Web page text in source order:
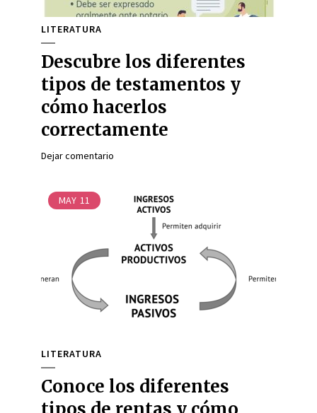
LITERATURA
Descubre los diferentes
tipos de testamentos y
cómo hacerlos
correctamente
Dejar comentario
MAY 11
LITERATURA
Conoce los diferentes